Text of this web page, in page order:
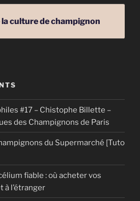
la culture de champignon
#17 – Chistophe Billette –
des Champignons de Paris
du Supermarché [Tuto
fiable : où acheter vos
à l’étranger